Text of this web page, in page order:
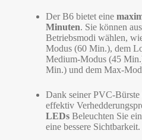
Der B6 bietet eine
Minuten. Sie können
Betriebsmodi wählen,
Modus (60 Min.), dem
Medium-Modus (45
Min.) und dem Max-
Dank seiner PVC-Bürste
effektiv
LEDsBeleuchten Sie
eine bessere Sichtbarkeit.